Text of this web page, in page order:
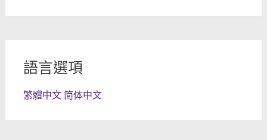
語言選項
繁體中文 简体中文